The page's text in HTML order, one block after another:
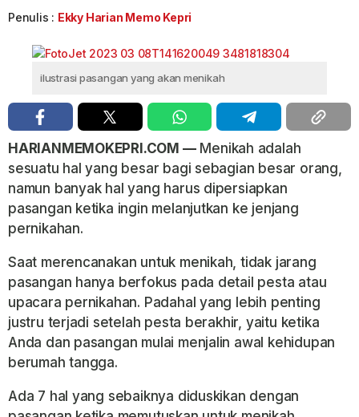
Penulis : Ekky Harian Memo Kepri
ilustrasi pasangan yang akan menikah
HARIANMEMOKEPRI.COM —Menikah adalah
sesuatu hal yang besar bagi sebagian besar orang,
namun banyak hal yang harus dipersiapkan
pasangan ketika ingin melanjutkan ke jenjang
pernikahan.
Saat merencanakan untuk menikah, tidak jarang
pasangan hanya berfokus pada detail pesta atau
upacara pernikahan. Padahal yang lebih penting
justru terjadi setelah pesta berakhir, yaitu ketika
Anda dan pasangan mulai menjalin awal kehidupan
berumah tangga.
Ada 7 hal yang sebaiknya diduskikan dengan